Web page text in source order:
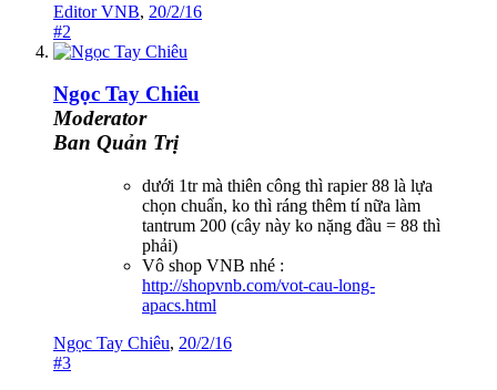
Editor VNB, 20/2/16
#2
Ngọc Tay Chiêu
Moderator
Ban Quản Trị
dưới 1tr mà thiên công thì rapier 88 là lựa
chọn chuẩn, ko thì ráng thêm tí nữa làm
tantrum 200 (cây này ko nặng đầu = 88 thì
phải)
Vô shop VNB nhé :
http://shopvnb.com/vot-cau-long-
apacs.html
Ngọc Tay Chiêu, 20/2/16
#3